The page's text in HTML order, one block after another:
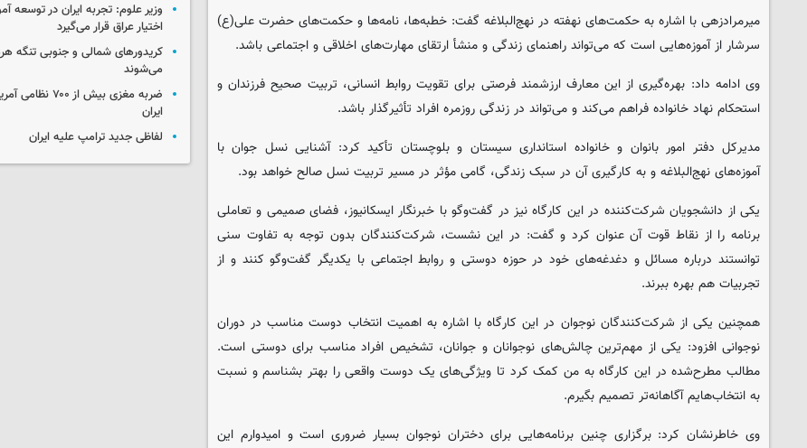
میرمرادزهی با اشاره به حکمت‌های نهفته در نهج‌البلاغه گفت: خطبه‌ها، نامه‌ها و حکمت‌های حضرت علی(ع)
سرشار از آموزه‌هایی است که می‌تواند راهنمای زندگی و منشأ ارتقای مهارت‌های اخلاقی و اجتماعی باشد.
وی ادامه داد: بهره‌گیری از این معارف ارزشمند فرصتی برای تقویت روابط انسانی، تربیت صحیح فرزندان و
استحکام نهاد خانواده فراهم می‌کند و می‌تواند در زندگی روزمره افراد تأثیرگذار باشد.
مدیرکل دفتر امور بانوان و خانواده استانداری سیستان و بلوچستان تأکید کرد: آشنایی نسل جوان با
آموزه‌های نهج‌البلاغه و به‌ کارگیری آن در سبک زندگی، گامی مؤثر در مسیر تربیت نسل صالح خواهد بود.
یکی از دانشجویان شرکت‌کننده در این کارگاه نیز در گفت‌وگو با خبرنگار ایسکانیوز، فضای صمیمی و تعاملی
برنامه را از نقاط قوت آن عنوان کرد و گفت: در این نشست، شرکت‌کنندگان بدون توجه به تفاوت سنی
توانستند درباره مسائل و دغدغه‌های خود در حوزه دوستی و روابط اجتماعی با یکدیگر گفت‌وگو کنند و از
تجربیات هم بهره ببرند.
همچنین یکی از شرکت‌کنندگان نوجوان در این کارگاه با اشاره به اهمیت انتخاب دوست مناسب در دوران
نوجوانی افزود: یکی از مهم‌ترین چالش‌های نوجوانان و جوانان، تشخیص افراد مناسب برای دوستی است.
مطالب مطرح‌شده در این کارگاه به من کمک کرد تا ویژگی‌های یک دوست واقعی را بهتر بشناسم و نسبت
به انتخاب‌هایم آگاهانه‌تر تصمیم بگیرم.
وی خاطرنشان کرد: برگزاری چنین برنامه‌هایی برای دختران نوجوان بسیار ضروری است و امیدوارم این
وزیر علوم: تجربه ایران در توسعه
اختیار عراق قرار می‌گیرد
کریدورهای شمالی و جنوبی تنگه
می‌شوند
ضربه مغزی بیش از
ایران
لفاظی جدید ترامپ علیه ایران